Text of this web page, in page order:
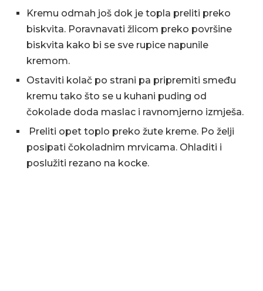
Kremu odmah još dok je topla preliti preko
biskvita. Poravnavati žlicom preko površine
biskvita kako bi se sve rupice napunile
kremom.
Ostaviti kolač po strani pa pripremiti smeđu
kremu tako što se u kuhani puding od
čokolade doda maslac i ravnomjerno izmješa.
Preliti opet toplo preko žute kreme. Po želji
posipati čokoladnim mrvicama. Ohladiti i
poslužiti rezano na kocke.